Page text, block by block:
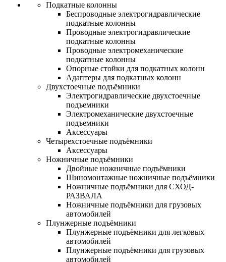
Подкатные колонны
Беспроводные электрогидравлические
подкатные колонны
Проводные электрогидравлические
подкатные колонны
Проводные электромеханические
подкатные колонны
Опорные стойки для подкатных колонн
Адаптеры для подкатных колонн
Двухстоечные подъёмники
Электрогидравлические двухстоечные
подъемники
Электромеханические двухстоечные
подъемники
Аксессуары
Четырехстоечные подъёмники
Аксессуары
Ножничные подъёмники
Двойные ножничные подъёмники
Шиномонтажные ножничные подъёмники
Ножничные подъёмники для СХОД-
РАЗВАЛА
Ножничные подъёмники для грузовых
автомобилей
Плунжерные подъёмники
Плунжерные подъёмники для легковых
автомобилей
Плунжерные подъёмники для грузовых
автомобилей